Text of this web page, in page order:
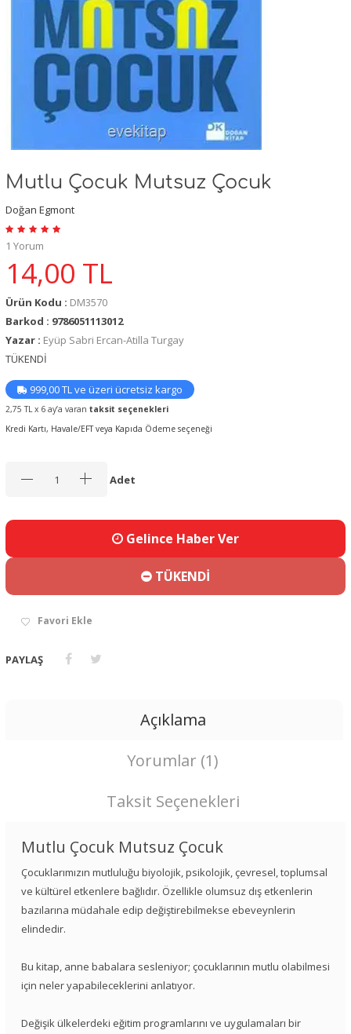
Mutlu Çocuk Mutsuz Çocuk
Doğan Egmont
1 Yorum
14,00 TL
Ürün Kodu : DM3570
Barkod : 9786051113012
Yazar : Eyüp Sabri Ercan-Atilla Turgay
TÜKENDİ
999,00 TL ve üzeri ücretsiz kargo
2,75 TL x 6 ay’a varan taksit seçenekleri
Kredi Kartı, Havale/EFT veya Kapıda Ödeme seçeneği
Adet
Gelince Haber Ver
TÜKENDİ
Favori Ekle
PAYLAŞ
Açıklama
Yorumlar (1)
Taksit Seçenekleri
Mutlu Çocuk Mutsuz Çocuk
Çocuklarımızın mutluluğu biyolojik, psikolojik, çevresel, toplumsal
ve kültürel etkenlere bağlıdır. Özellikle olumsuz dış etkenlerin
bazılarına müdahale edip değiştirebilmekse ebeveynlerin
elindedir.
Bu kitap, anne babalara sesleniyor; çocuklarının mutlu olabilmesi
için neler yapabileceklerini anlatıyor.
Değişik ülkelerdeki eğitim programlarını ve uygulamaları bir